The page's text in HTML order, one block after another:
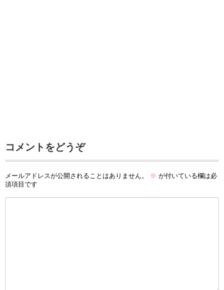
コメントをどうぞ
メールアドレスが公開されることはありません。 ※ が付いている欄は必
須項目です